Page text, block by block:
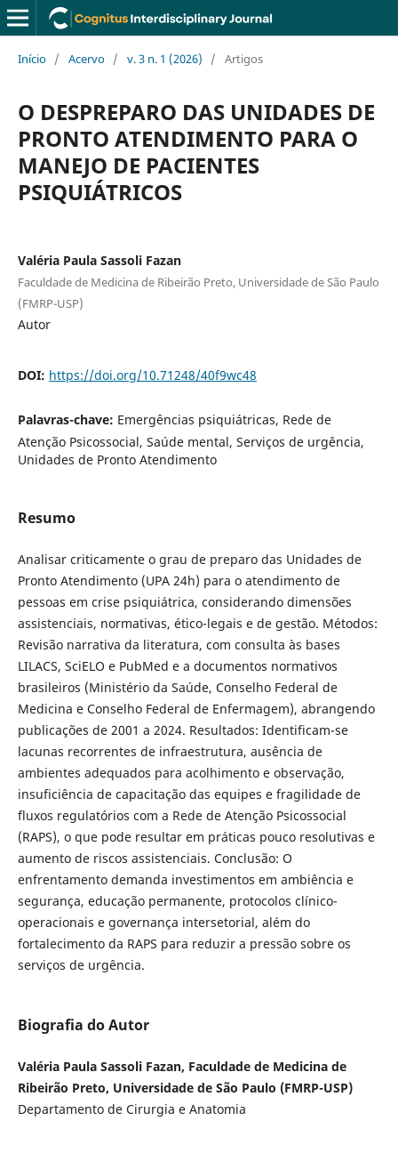
Início / Acervo / v. 3 n. 1 (2026) / Artigos
O DESPREPARO DAS UNIDADES DE
PRONTO ATENDIMENTO PARA O
MANEJO DE PACIENTES
PSIQUIÁTRICOS
Valéria Paula Sassoli Fazan
Faculdade de Medicina de Ribeirão Preto, Universidade de São Paulo
(FMRP-USP)
Autor
DOI: https://doi.org/10.71248/40f9wc48
Palavras-chave: Emergências psiquiátricas, Rede de
Atenção Psicossocial, Saúde mental, Serviços de urgência,
Unidades de Pronto Atendimento
Resumo
Analisar criticamente o grau de preparo das Unidades de
Pronto Atendimento (UPA 24h) para o atendimento de
pessoas em crise psiquiátrica, considerando dimensões
assistenciais, normativas, ético-legais e de gestão. Métodos:
Revisão narrativa da literatura, com consulta às bases
LILACS, SciELO e PubMed e a documentos normativos
brasileiros (Ministério da Saúde, Conselho Federal de
Medicina e Conselho Federal de Enfermagem), abrangendo
publicações de 2001 a 2024. Resultados: Identificam-se
lacunas recorrentes de infraestrutura, ausência de
ambientes adequados para acolhimento e observação,
insuficiência de capacitação das equipes e fragilidade de
fluxos regulatórios com a Rede de Atenção Psicossocial
(RAPS), o que pode resultar em práticas pouco resolutivas e
aumento de riscos assistenciais. Conclusão: O
enfrentamento demanda investimentos em ambiência e
segurança, educação permanente, protocolos clínico-
operacionais e governança intersetorial, além do
fortalecimento da RAPS para reduzir a pressão sobre os
serviços de urgência.
Biografia do Autor
Valéria Paula Sassoli Fazan, Faculdade de Medicina de
Ribeirão Preto, Universidade de São Paulo (FMRP-USP)
Departamento de Cirurgia e Anatomia